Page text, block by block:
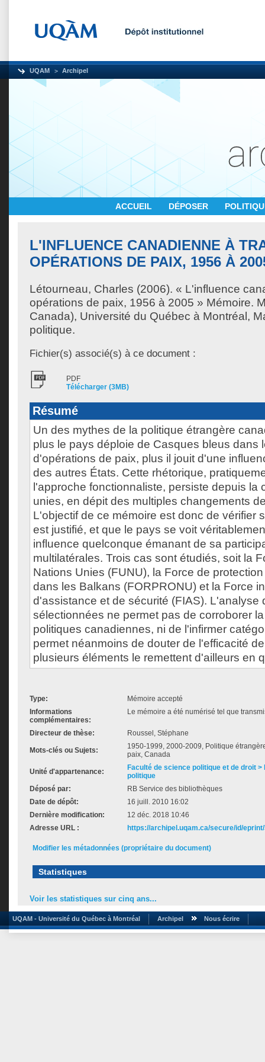
UQAM Archipel
ACCUEIL DÉPOSER
L'INFLUENCE CANADIENNE À
OPÉRATIONS DE PAIX, 1956 À
Létourneau, Charles (2006). « L'influence
opérations de paix, 1956 à 2005 » Mémoire.
Canada), Université du Québec à Montréal,
politique.
Fichier(s) associé(s) à ce document :
PDF
Télécharger (3MB)
Résumé
Un des mythes de la politique étrangère
plus le pays déploie de Casques bleus dans
d'opérations de paix, plus il jouit d'une
des autres États. Cette rhétorique,
l'approche fonctionnaliste, persiste depuis la
unies, en dépit des multiples changements
L'objectif de ce mémoire est donc de vérifier
est justifié, et que le pays se voit
influence quelconque émanant de sa
multilatérales. Trois cas sont étudiés, soit la
Nations Unies (FUNU), la Force de
dans les Balkans (FORPRONU) et la Force
d'assistance et de sécurité (FIAS). L'analyse
sélectionnées ne permet pas de corroborer
politiques canadiennes, ni de l'infirmer
permet néanmoins de douter de l'efficacité
plusieurs éléments le remettent d'ailleurs en
Type:
Mémoire accepté
Informations
complémentaires:
Le mémoire a été numérisé tel que
Directeur de thèse: Roussel, Stéphane
Mots-clés ou Sujets:
1950-1999, 2000-2009, Politique
paix, Canada
Unité d'appartenance:
Faculté de science politique et de droit
politique
Déposé par:
RB Service des bibliothèques
Date de dépôt:
16 juill. 2010 16:02
Dernière modification:
12 déc. 2018 10:46
Adresse URL :
https://archipel.uqam.ca/secure/id/
Modifier les métadonnées (propriétaire du document)
Statistiques
Voir les statistiques sur cinq ans...
UQAM - Université du Québec à Montréal Archipel Nous écrire